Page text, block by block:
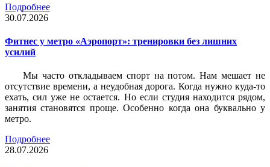
Подробнее
30.07.2026
Фитнес у метро «Аэропорт»: тренировки без лишних
усилий
Мы часто откладываем спорт на потом. Нам мешает не
отсутствие времени, а неудобная дорога. Когда нужно куда-то
ехать, сил уже не остается. Но если студия находится рядом,
занятия становятся проще. Особенно когда она буквально у
метро.
Подробнее
28.07.2026